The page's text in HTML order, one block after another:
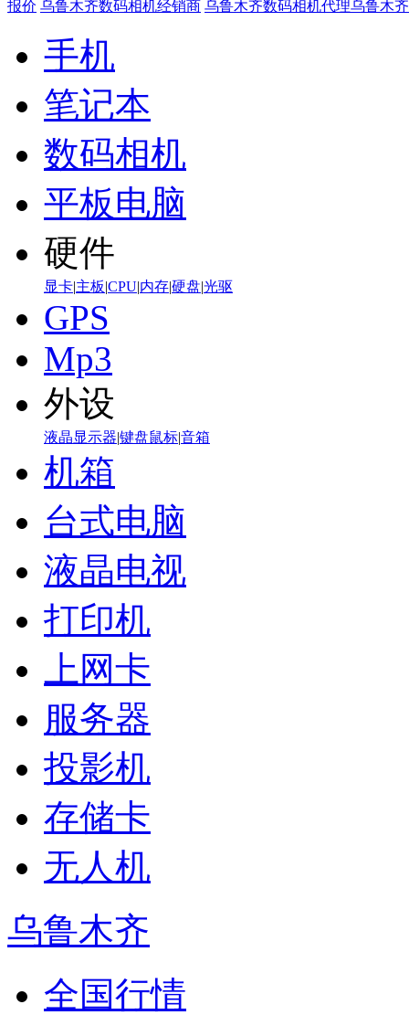
报价 乌鲁木齐数码相机经销商 乌鲁木齐数码相机代理乌鲁木
手机
笔记本
数码相机
平板电脑
硬件
显卡|主板|CPU|内存|硬盘|光驱
GPS
Mp3
外设
液晶显示器|键盘鼠标|音箱
机箱
台式电脑
液晶电视
打印机
上网卡
服务器
投影机
存储卡
无人机
乌鲁木齐
全国行情